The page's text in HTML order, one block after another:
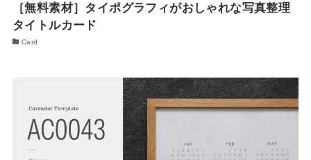
［無料素材］タイポグラフィがおしゃれな写真整理
タイトルカード
Card